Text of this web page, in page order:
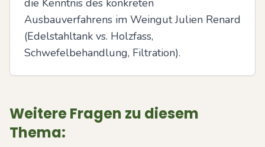
die Kenntnis des konkreten
Ausbauverfahrens im Weingut Julien Renard
(Edelstahltank vs. Holzfass,
Schwefelbehandlung, Filtration).
Weitere Fragen zu diesem
Thema: